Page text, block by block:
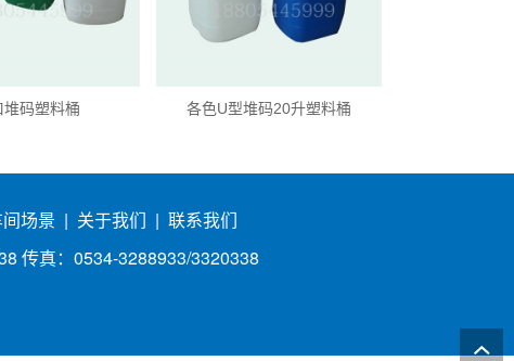
堆码塑料桶 各色U型堆码20升塑料桶
场景 | 关于我们 | 联系我们
传真：0534-3288933/3320338